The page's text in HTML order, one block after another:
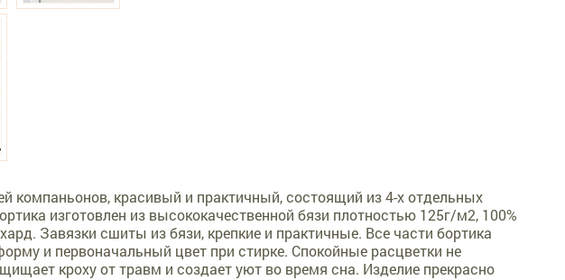
компаньонов, красивый и практичный, состоящий из 4-х отдельных
изготовлен из высококачественной бязи плотностью 125г/м2, 100%
Завязки сшиты из бязи, крепкие и практичные. Все части бортика
и первоначальный цвет при стирке. Спокойные расцветки не
кроху от травм и создает уют во время сна. Изделие прекрасно